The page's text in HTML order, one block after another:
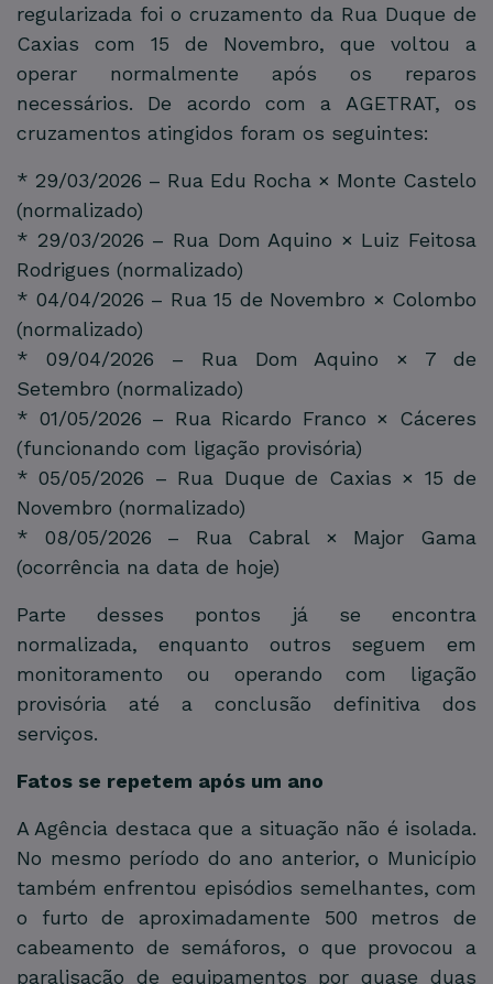
regularizada foi o cruzamento da Rua Duque de
Caxias com 15 de Novembro, que voltou a
operar normalmente após os reparos
necessários. De acordo com a AGETRAT, os
cruzamentos atingidos foram os seguintes:
* 29/03/2026 – Rua Edu Rocha × Monte Castelo
(normalizado)
* 29/03/2026 – Rua Dom Aquino × Luiz Feitosa
Rodrigues (normalizado)
* 04/04/2026 – Rua 15 de Novembro × Colombo
(normalizado)
* 09/04/2026 – Rua Dom Aquino × 7 de
Setembro (normalizado)
* 01/05/2026 – Rua Ricardo Franco × Cáceres
(funcionando com ligação provisória)
* 05/05/2026 – Rua Duque de Caxias × 15 de
Novembro (normalizado)
* 08/05/2026 – Rua Cabral × Major Gama
(ocorrência na data de hoje)
Parte desses pontos já se encontra
normalizada, enquanto outros seguem em
monitoramento ou operando com ligação
provisória até a conclusão definitiva dos
serviços.
Fatos se repetem após um ano
A Agência destaca que a situação não é isolada.
No mesmo período do ano anterior, o Município
também enfrentou episódios semelhantes, com
o furto de aproximadamente 500 metros de
cabeamento de semáforos, o que provocou a
paralisação de equipamentos por quase duas